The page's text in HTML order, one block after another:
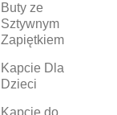
Buty ze
Sztywnym
Zapiętkiem
Kapcie Dla
Dzieci